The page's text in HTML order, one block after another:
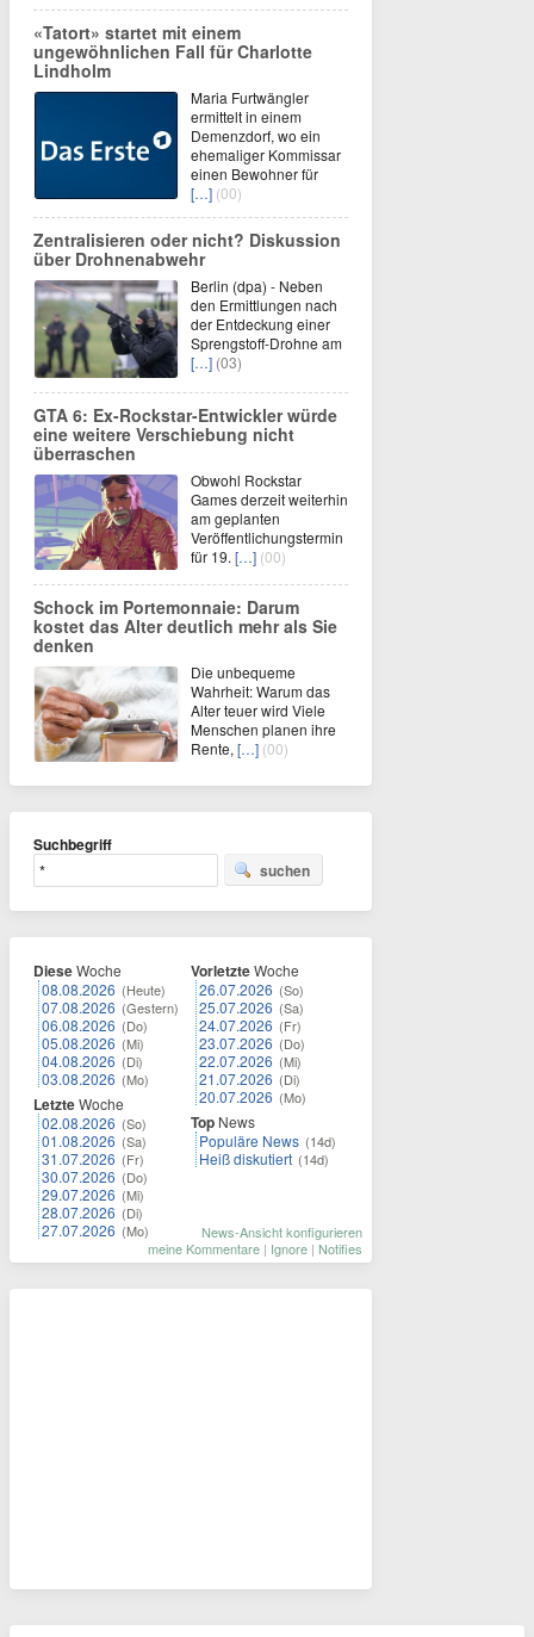
«Tatort» startet mit einem
ungewöhnlichen Fall für Charlotte
Lindholm
Maria Furtwängler
ermittelt in einem
Demenzdorf, wo ein
ehemaliger Kommissar
einen Bewohner für
[…] (00)
Zentralisieren oder nicht? Diskussion
über Drohnenabwehr
Berlin (dpa) - Neben
den Ermittlungen nach
der Entdeckung einer
Sprengstoff-Drohne am
[…] (03)
GTA 6: Ex-Rockstar-Entwickler würde
eine weitere Verschiebung nicht
überraschen
Obwohl Rockstar
Games derzeit weiterhin
am geplanten
Veröffentlichungstermin
für 19. […] (00)
Schock im Portemonnaie: Darum
kostet das Alter deutlich mehr als Sie
denken
Die unbequeme
Wahrheit: Warum das
Alter teuer wird Viele
Menschen planen ihre
Rente, […] (00)
Suchbegriff
suchen
DieseWoche
08.08.2026 (Heute)
07.08.2026 (Gestern)
06.08.2026 (Do)
05.08.2026 (Mi)
04.08.2026 (Di)
03.08.2026 (Mo)
LetzteWoche
02.08.2026 (So)
01.08.2026 (Sa)
31.07.2026 (Fr)
30.07.2026 (Do)
29.07.2026 (Mi)
28.07.2026 (Di)
27.07.2026 (Mo)
VorletzteWoche
26.07.2026 (So)
25.07.2026 (Sa)
24.07.2026 (Fr)
23.07.2026 (Do)
22.07.2026 (Mi)
21.07.2026 (Di)
20.07.2026 (Mo)
Top News
Populäre News (14d)
Heiß diskutiert (14d)
News-Ansicht konfigurieren
meine Kommentare | Ignore | Notifies